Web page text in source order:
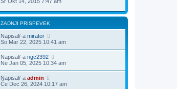
ZADNJI PRISPEVEK
Napisal/-a mirator
So Mar 22, 2025 10:41 am
Napisal/-a ngc2392
Ne Jan 05, 2025 10:34 am
Napisal/-a admin
Če Dec 26, 2024 10:17 am